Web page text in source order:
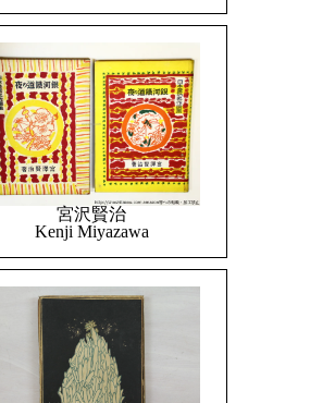
宮沢賢治
Kenji Miyazawa